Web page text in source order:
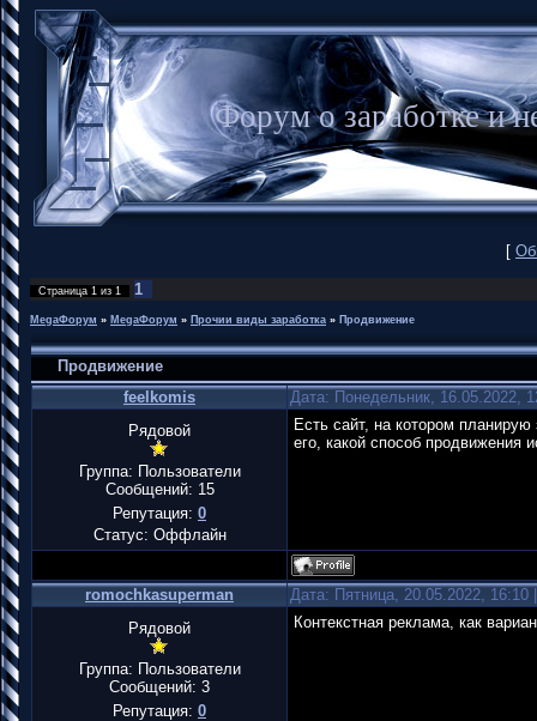
Форум о заработке
[
Страница 1 из 1 1
MegaФорум » MegaФорум » Прочии виды заработка » Продвижение
Продвижение
feelkomis
Дата: Понедельник, 16.05.2022,
Рядовой
Группа: Пользователи
Сообщений: 15
Репутация: 0
Статус: Оффлайн
Есть сайт, на котором
его, какой способ продвижения
romochkasuperman
Дата: Пятница, 20.05.2022,
Рядовой
Группа: Пользователи
Сообщений: 3
Репутация: 0
Контекстная реклама, как